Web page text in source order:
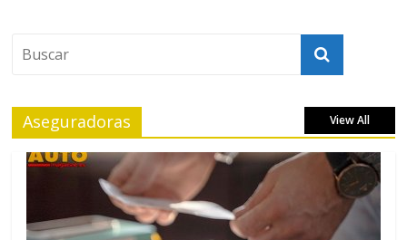
Aseguradoras View All